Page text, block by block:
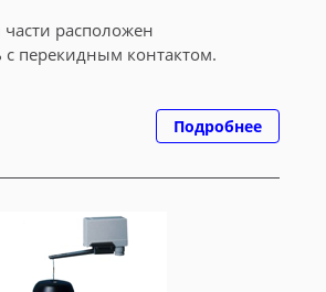
расположен
с перекидным контактом.
Подробнее